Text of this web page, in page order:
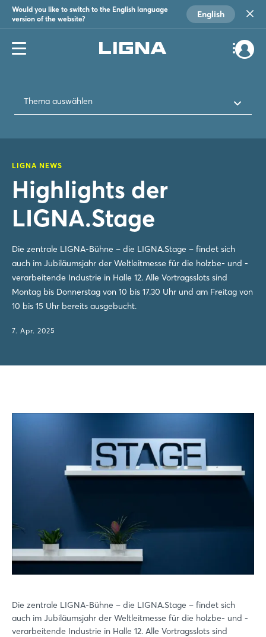
Would you like to switch to the English language
version of the website?
English
Thema auswählen
LIGNA NEWS
Highlights der
LIGNA.Stage
Die zentrale LIGNA-Bühne – die LIGNA.Stage – findet sich
auch im Jubiläumsjahr der Weltleitmesse für die holzbe- und -
verarbeitende Industrie in Halle 12. Alle Vortragsslots sind
Montag bis Donnerstag von 10 bis 17.30 Uhr und am Freitag von
10 bis 15 Uhr bereits ausgebucht.
7. Apr. 2025
Die zentrale LIGNA-Bühne – die LIGNA.Stage – findet sich
auch im Jubiläumsjahr der Weltleitmesse für die holzbe- und -
verarbeitende Industrie in Halle 12. Alle Vortragsslots sind